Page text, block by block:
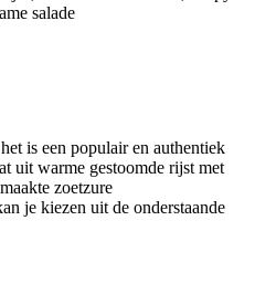
salade
is een populair en authentiek
uit warme gestoomde rijst met
zoetzure
je kiezen uit de onderstaande